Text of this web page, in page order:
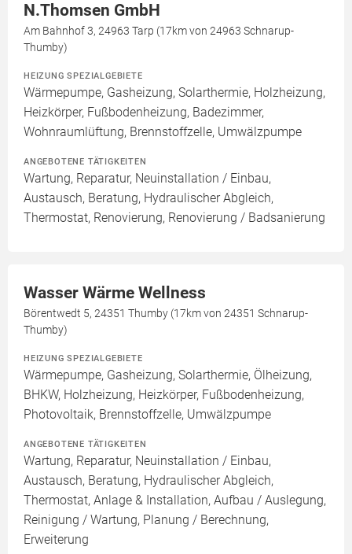
N.Thomsen GmbH
Am Bahnhof 3, 24963 Tarp (17km von 24963 Schnarup-
Thumby)
HEIZUNG SPEZIALGEBIETE
Wärmepumpe, Gasheizung, Solarthermie, Holzheizung,
Heizkörper, Fußbodenheizung, Badezimmer,
Wohnraumlüftung, Brennstoffzelle, Umwälzpumpe
ANGEBOTENE TÄTIGKEITEN
Wartung, Reparatur, Neuinstallation / Einbau,
Austausch, Beratung, Hydraulischer Abgleich,
Thermostat, Renovierung, Renovierung / Badsanierung
Wasser Wärme Wellness
Börentwedt 5, 24351 Thumby (17km von 24351 Schnarup-
Thumby)
HEIZUNG SPEZIALGEBIETE
Wärmepumpe, Gasheizung, Solarthermie, Ölheizung,
BHKW, Holzheizung, Heizkörper, Fußbodenheizung,
Photovoltaik, Brennstoffzelle, Umwälzpumpe
ANGEBOTENE TÄTIGKEITEN
Wartung, Reparatur, Neuinstallation / Einbau,
Austausch, Beratung, Hydraulischer Abgleich,
Thermostat, Anlage & Installation, Aufbau / Auslegung,
Reinigung / Wartung, Planung / Berechnung,
Erweiterung